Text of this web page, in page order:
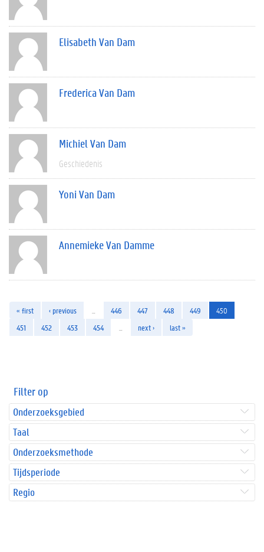
Elisabeth Van Dam
Frederica Van Dam
Michiel Van Dam
Geschiedenis
Yoni Van Dam
Annemieke Van Damme
« first ‹ previous 446 447 448 449
450
451
452 453 454 next › last »
Filter op
Onderzoeksgebied
Taal
Onderzoeksmethode
Tijdsperiode
Regio